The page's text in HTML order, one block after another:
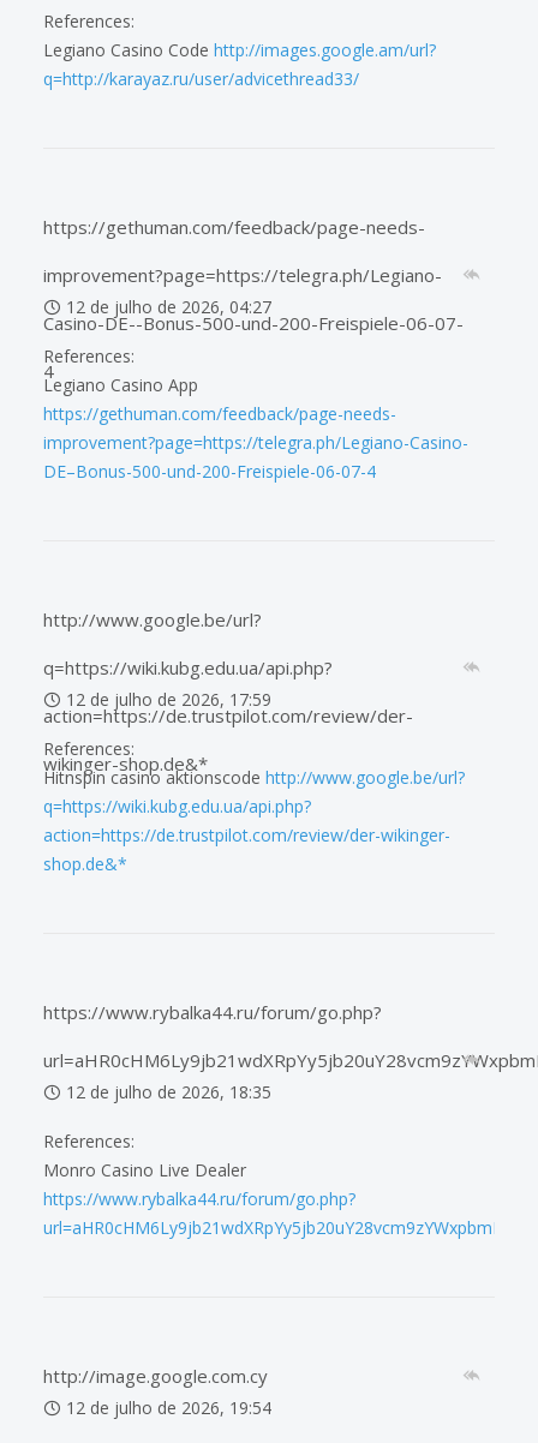
References:
Legiano Casino Code http://images.google.am/url?
q=http://karayaz.ru/user/advicethread33/
https://gethuman.com/feedback/page-needs-
improvement?page=https://telegra.ph/Legiano-
Casino-DE--Bonus-500-und-200-Freispiele-06-07-
4
12 de julho de 2026, 04:27
References:
Legiano Casino App
https://gethuman.com/feedback/page-needs-
improvement?page=https://telegra.ph/Legiano-Casino-
DE–Bonus-500-und-200-Freispiele-06-07-4
http://www.google.be/url?
q=https://wiki.kubg.edu.ua/api.php?
action=https://de.trustpilot.com/review/der-
wikinger-shop.de&*
12 de julho de 2026, 17:59
References:
Hitnspin casino aktionscode http://www.google.be/url?
q=https://wiki.kubg.edu.ua/api.php?
action=https://de.trustpilot.com/review/der-wikinger-
shop.de&*
https://www.rybalka44.ru/forum/go.php?
12 de julho de 2026, 18:35
References:
Monro Casino Live Dealer
https://www.rybalka44.ru/forum/go.php?
url=aHR0cHM6Ly9jb21wdXRpYy5jb20uY28vcm9zYWxpbmFzdQ
http://image.google.com.cy
12 de julho de 2026, 19:54